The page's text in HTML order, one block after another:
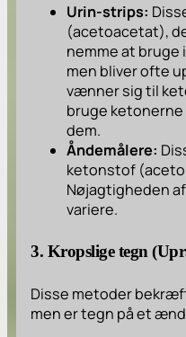
Urin-strips:
(acetoacetat),
nemme at bruge
men bliver ofte
vænner sig til
bruge
dem.
Åndemålere:
ketonstof
Nøjagtigheden
variere.
3. Kropslige tegn
Disse metoder
men er tegn på et